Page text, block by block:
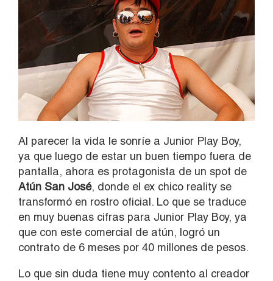
Al parecer la vida le sonríe a Junior Play Boy,
ya que luego de estar un buen tiempo fuera de
pantalla, ahora es protagonista de un spot de
Atún San José, donde el ex chico reality se
transformó en rostro oficial. Lo que se traduce
en muy buenas cifras para Junior Play Boy, ya
que con este comercial de atún, logró un
contrato de 6 meses por 40 millones de pesos.
Lo que sin duda tiene muy contento al creador